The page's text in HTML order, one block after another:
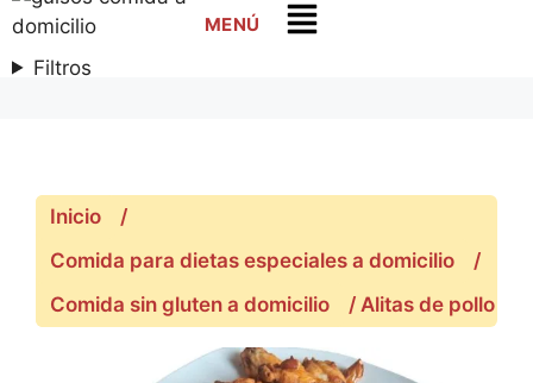
Filtros
Inicio
/
Comida para dietas especiales a domicilio
/
Comida sin gluten a domicilio
/ Alitas de pollo